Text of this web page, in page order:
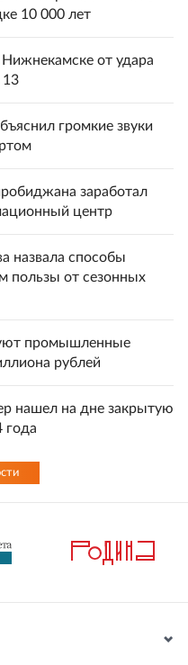
10 000 лет
от удара
громкие звуки
заработал
центр
назвала способы
пользы от сезонных
промышленные
рублей
нашел на дне закрытую
года